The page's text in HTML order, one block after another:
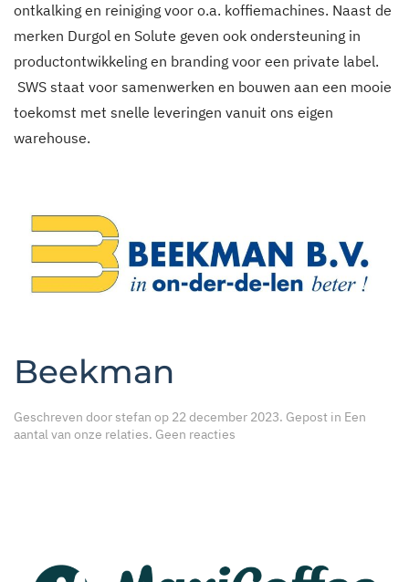
ontkalking en reiniging voor o.a. koffiemachines. Naast de
merken Durgol en Solute geven ook ondersteuning in
productontwikkeling en branding voor een private label.
SWS staat voor samenwerken en bouwen aan een mooie
toekomst met snelle leveringen vanuit ons eigen
warehouse.
Beekman
Geschreven door stefan op 22 december 2023. Gepost in Een
aantal van onze relaties. Geen reacties